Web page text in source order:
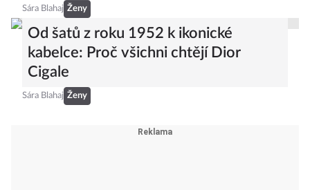
Sára Blahaj Ženy
Od šatů z roku 1952 k ikonické
kabelce: Proč všichni chtějí Dior
Cigale
Sára Blahaj Ženy